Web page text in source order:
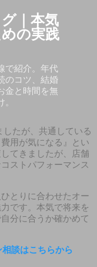
ツに移動
｜本気
の実践
で紹介。年代
のコツ、結婚
金と時間を無
したが、共通している
用が気になる』とい
てきましたが、店舗
ストパフォーマンス
とりに合わせたオー
です。本気で将来を
分に合うか確かめて
談はこちらから